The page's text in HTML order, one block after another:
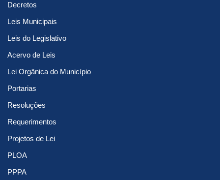
Decretos
Leis Municipais
Leis do Legislativo
Acervo de Leis
Lei Orgânica do Município
Portarias
Resoluções
Requerimentos
Projetos de Lei
PLOA
PPPA